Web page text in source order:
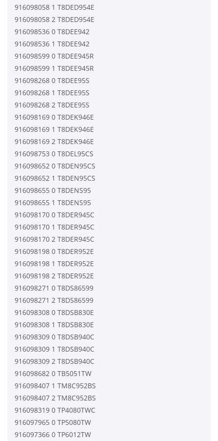
916098058 1 T8DED954E
916098058 2 T8DED954E
916098536 0 T8DEE942
916098536 1 T8DEE942
916098599 0 T8DEE945R
916098599 1 T8DEE945R
916098268 0 T8DEE95S
916098268 1 T8DEE95S
916098268 2 T8DEE95S
916098169 0 T8DEK946E
916098169 1 T8DEK946E
916098169 2 T8DEK946E
916098753 0 T8DEL95CS
916098652 0 T8DEN95CS
916098652 1 T8DEN95CS
916098655 0 T8DENS95
916098655 1 T8DENS95
916098170 0 T8DER945C
916098170 1 T8DER945C
916098170 2 T8DER945C
916098198 0 T8DER952E
916098198 1 T8DER952E
916098198 2 T8DER952E
916098271 0 T8DS86599
916098271 2 T8DS86599
916098308 0 T8DSB830E
916098308 1 T8DSB830E
916098309 0 T8DSB940C
916098309 1 T8DSB940C
916098309 2 T8DSB940C
916098682 0 TB5051TW
916098407 1 TM8C952BS
916098407 2 TM8C952BS
916098319 0 TP4080TWC
916097965 0 TP5080TW
916097366 0 TP6012TW